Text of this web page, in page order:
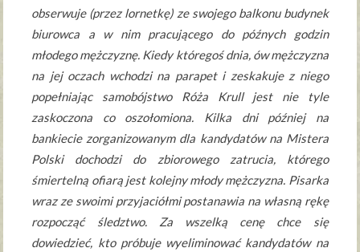
obserwuje (przez lornetkę) ze swojego balkonu budynek
biurowca a w nim pracującego do późnych godzin
młodego mężczyznę. Kiedy któregoś dnia, ów mężczyzna
na jej oczach wchodzi na parapet i zeskakuje z niego
popełniając samobójstwo Róża Krull jest nie tyle
zaskoczona co oszołomiona. Kilka dni później na
bankiecie zorganizowanym dla kandydatów na Mistera
Polski dochodzi do zbiorowego zatrucia, którego
śmiertelną ofiarą jest kolejny młody mężczyzna. Pisarka
wraz ze swoimi przyjaciółmi postanawia na własną rękę
rozpocząć śledztwo. Za wszelką cenę chce się
dowiedzieć, kto próbuje wyeliminować kandydatów na